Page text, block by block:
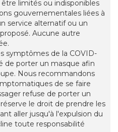
limités ou indisponibles
gouvernementales liées à
service alternatif ou un
Aucune autre
symptômes de la COVID-
de porter un masque afin
Nous recommandons
de se faire
refuse de porter un
le droit de prendre les
aller jusqu'à l'expulsion du
toute responsabilité